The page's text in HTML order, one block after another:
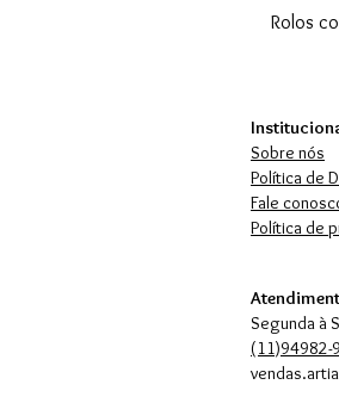
Rolos
Sobre nós
Política de
Fale
Política de
Segunda à
(11)94982-